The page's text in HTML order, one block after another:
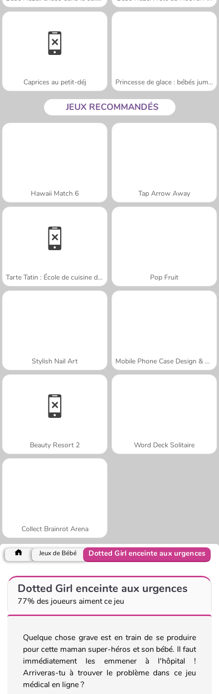
Caprices au petit-déj Princesse de glace : bébés jumeaux
JEUX RECOMMANDÉS
Hawaii Match 6 Tap Arrow Away
Tarte Tatin : École de cuisine de Sara Pop Fruit
Stylish Nail Art Mobile Phone Case Design & DIY
Beauty Resort 2 Word Deck Solitaire
Collect Brainrot Arena
Jeux de Bébé Dotted Girl enceinte aux urgences
Dotted Girl enceinte aux urgences
77% des joueurs aiment ce jeu
Quelque chose grave est en train de se produire
pour cette maman super-héros et son bébé. Il faut
immédiatement les emmener à l'hôpital !
Arriveras-tu à trouver le problème dans ce jeu
médical en ligne ?